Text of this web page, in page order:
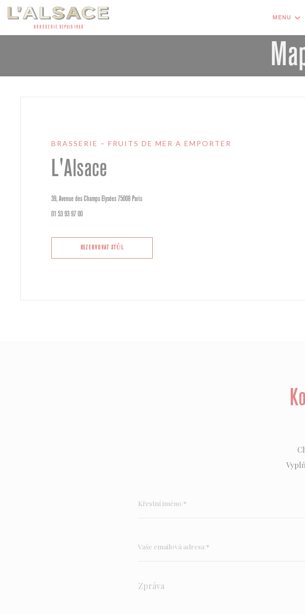
Panel pro správu cookies
MENU
BRASSERIE – FRUITS DE MER A EMPORTER
L'Alsace
39, Avenue des Champs Elysées 75008 Paris((otevře se v novém okně))
01 53 93 97 00
REZERVOVAT STŮL